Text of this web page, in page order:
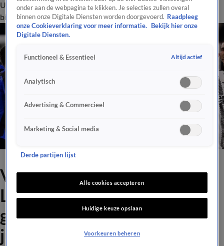
UitzendingenVandaag InsideDe OranjezomerShopUitzending
bijwonen
Video: Racistisch bejegende
Lukaku ontvangt tweede
gele kaart voor manier van
juichen
onder aan de webpagina te klikken. Je selecties zullen overal
binnen onze Digitale Diensten worden doorgevoerd. Raadpleeg
onze Cookieverklaring voor meer informatie.
Bekijk hier onze
Digitale Diensten.
Functioneel & Essentieel Altijd actief
Analytisch
Advertising & Commercieel
Marketing & Social media
Derde partijen lijst
Alle cookies accepteren
Huidige keuze opslaan
Voorkeuren beheren